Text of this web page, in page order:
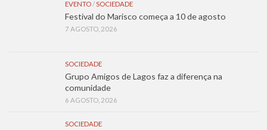
EVENTO/SOCIEDADE
Festival do Marisco começa a 10 de agosto
7 AGOSTO, 2026
SOCIEDADE
Grupo Amigos de Lagos faz a diferença na
comunidade
6 AGOSTO, 2026
SOCIEDADE